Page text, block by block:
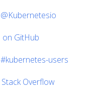
@Kubernetesio
on GitHub
#kubernetes-users
Stack Overflow